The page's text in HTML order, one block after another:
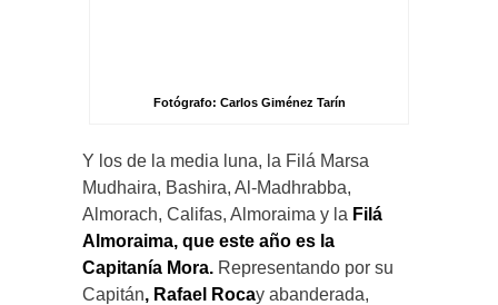
Fotógrafo: Carlos Giménez Tarín
Y los de la media luna, la Filá Marsa
Mudhaira, Bashira, Al-Madhrabba,
Almorach, Califas, Almoraima y la Filá
Almoraima, que este año es la
Capitanía Mora. Representando por su
Capitán, Rafael Rocay abanderada,